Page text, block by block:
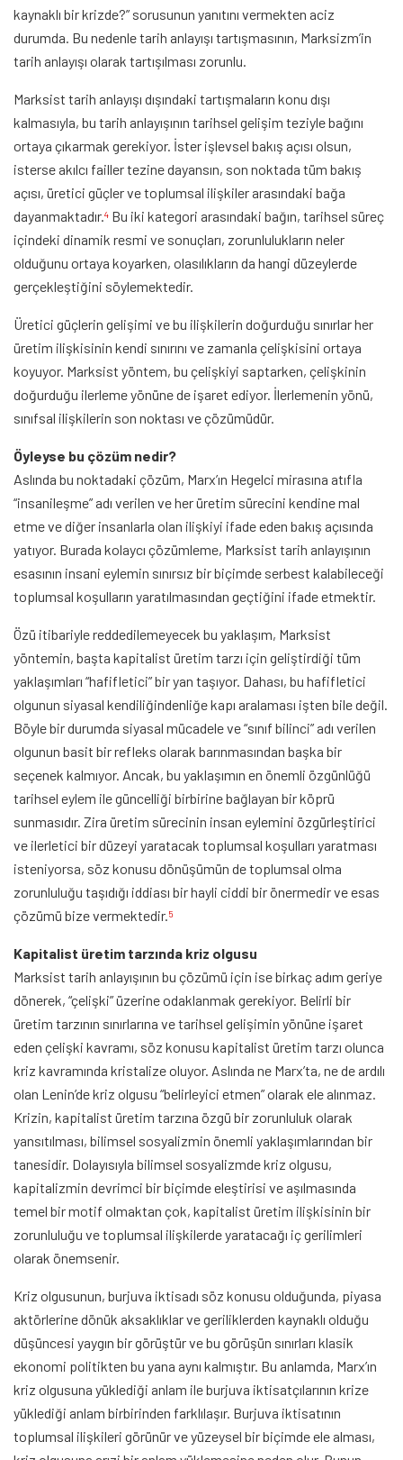
kaynaklı bir krizde?” sorusunun yanıtını vermekten aciz
durumda. Bu nedenle tarih anlayışı tartışmasının, Marksizm’in
tarih anlayışı olarak tartışılması zorunlu.
Marksist tarih anlayışı dışındaki tartışmaların konu dışı
kalmasıyla, bu tarih anlayışının tarihsel gelişim teziyle bağını
ortaya çıkarmak gerekiyor. İster işlevsel bakış açısı olsun,
isterse akılcı failler tezine dayansın, son noktada tüm bakış
açısı, üretici güçler ve toplumsal ilişkiler arasındaki bağa
dayanmaktadır. 4 Bu iki kategori arasındaki bağın, tarihsel süreç
içindeki dinamik resmi ve sonuçları, zorunlulukların neler
olduğunu ortaya koyarken, olasılıkların da hangi düzeylerde
gerçekleştiğini söylemektedir.
Üretici güçlerin gelişimi ve bu ilişkilerin doğurduğu sınırlar her
üretim ilişkisinin kendi sınırını ve zamanla çelişkisini ortaya
koyuyor. Marksist yöntem, bu çelişkiyi saptarken, çelişkinin
doğurduğu ilerleme yönüne de işaret ediyor. İlerlemenin yönü,
sınıfsal ilişkilerin son noktası ve çözümüdür.
Öyleyse bu çözüm nedir?
Aslında bu noktadaki çözüm, Marx’ın Hegelci mirasına atıfla
“insanileşme” adı verilen ve her üretim sürecini kendine mal
etme ve diğer insanlarla olan ilişkiyi ifade eden bakış açısında
yatıyor. Burada kolaycı çözümleme, Marksist tarih anlayışının
esasının insani eylemin sınırsız bir biçimde serbest kalabileceği
toplumsal koşulların yaratılmasından geçtiğini ifade etmektir.
Özü itibariyle reddedilemeyecek bu yaklaşım, Marksist
yöntemin, başta kapitalist üretim tarzı için geliştirdiği tüm
yaklaşımları “hafifletici” bir yan taşıyor. Dahası, bu hafifletici
olgunun siyasal kendiliğindenliğe kapı aralaması işten bile değil.
Böyle bir durumda siyasal mücadele ve “sınıf bilinci” adı verilen
olgunun basit bir refleks olarak barınmasından başka bir
seçenek kalmıyor. Ancak, bu yaklaşımın en önemli özgünlüğü
tarihsel eylem ile güncelliği birbirine bağlayan bir köprü
sunmasıdır. Zira üretim sürecinin insan eylemini özgürleştirici
ve ilerletici bir düzeyi yaratacak toplumsal koşulları yaratması
isteniyorsa, söz konusu dönüşümün de toplumsal olma
zorunluluğu taşıdığı iddiası bir hayli ciddi bir önermedir ve esas
çözümü bize vermektedir. 5
Kapitalist üretim tarzında kriz olgusu
Marksist tarih anlayışının bu çözümü için ise birkaç adım geriye
dönerek, “çelişki” üzerine odaklanmak gerekiyor. Belirli bir
üretim tarzının sınırlarına ve tarihsel gelişimin yönüne işaret
eden çelişki kavramı, söz konusu kapitalist üretim tarzı olunca
kriz kavramında kristalize oluyor. Aslında ne Marx’ta, ne de ardılı
olan Lenin’de kriz olgusu “belirleyici etmen” olarak ele alınmaz.
Krizin, kapitalist üretim tarzına özgü bir zorunluluk olarak
yansıtılması, bilimsel sosyalizmin önemli yaklaşımlarından bir
tanesidir. Dolayısıyla bilimsel sosyalizmde kriz olgusu,
kapitalizmin devrimci bir biçimde eleştirisi ve aşılmasında
temel bir motif olmaktan çok, kapitalist üretim ilişkisinin bir
zorunluluğu ve toplumsal ilişkilerde yaratacağı iç gerilimleri
olarak önemsenir.
Kriz olgusunun, burjuva iktisadı söz konusu olduğunda, piyasa
aktörlerine dönük aksaklıklar ve geriliklerden kaynaklı olduğu
düşüncesi yaygın bir görüştür ve bu görüşün sınırları klasik
ekonomi politikten bu yana aynı kalmıştır. Bu anlamda, Marx’ın
kriz olgusuna yüklediği anlam ile burjuva iktisatçılarının krize
yüklediği anlam birbirinden farklılaşır. Burjuva iktisatının
toplumsal ilişkileri görünür ve yüzeysel bir biçimde ele alması,